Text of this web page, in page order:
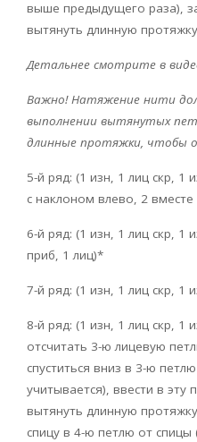
выше предыдущего раза),
вытянуть длинную
Детальнее смотрите в
Важно! Натяжение нити
выполнении вытянутых
длинные протяжки, чтобы
5-й ряд: (1 изн, 1 лиц скр, 1
с наклоном влево, 2
6-й ряд: (1 изн, 1 лиц скр, 1
приб, 1 лиц)*
7-й ряд: (1 изн, 1 лиц скр, 1
8-й ряд: (1 изн, 1 лиц скр, 1
отсчитать 3-ю лицевую
спуститься вниз в 3-ю
учитывается), ввести в эту
вытянуть длинную
спицу в 4-ю петлю от